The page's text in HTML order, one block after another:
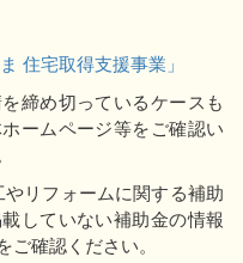
住宅取得支援事業」
締め切っているケースも
ームページ等をご確認い
リフォームに関する補助
していない補助金の情報
ご確認ください。